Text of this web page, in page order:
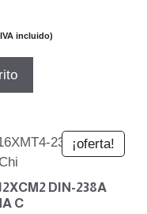
incluido)
¡oferta!
DIN-238A
C